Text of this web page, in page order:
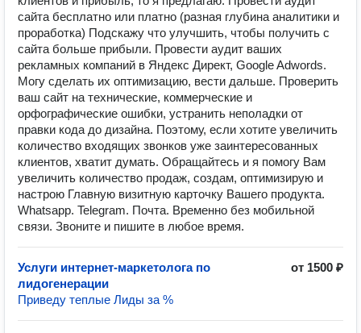
сайта бесплатно или платно (разная глубина аналитики и
проработка) Подскажу что улучшить, чтобы получить с
сайта больше прибыли. Провести аудит ваших
рекламных компаний в Яндекс Директ, Google Adwords.
Могу сделать их оптимизацию, вести дальше. Проверить
ваш сайт на технические, коммерческие и
орфографические ошибки, устранить неполадки от
правки кода до дизайна. Поэтому, если хотите увеличить
количество входящих звонков уже заинтересованных
клиентов, хватит думать. Обращайтесь и я помогу Вам
увеличить количество продаж, создам, оптимизирую и
настрою Главную визитную карточку Вашего продукта.
Whatsapp. Telegram. Почта. Временно без мобильной
связи. Звоните и пишите в любое время.
Услуги интернет-маркетолога по
лидогенерации
от 1500 ₽
Приведу теплые Лиды за %